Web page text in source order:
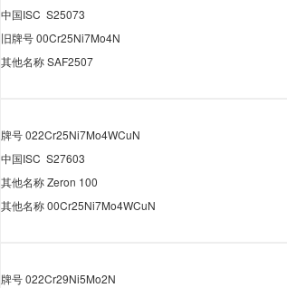
中国ISC S25073
旧牌号00Cr25Ni7Mo4N
其他名称SAF2507
牌号022Cr25Ni7Mo4WCuN
中国ISC S27603
其他名称Zeron 100
其他名称00Cr25Ni7Mo4WCuN
牌号022Cr29Ni5Mo2N